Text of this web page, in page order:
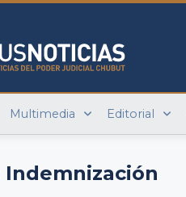
Multimedia Editorial
Indemnización